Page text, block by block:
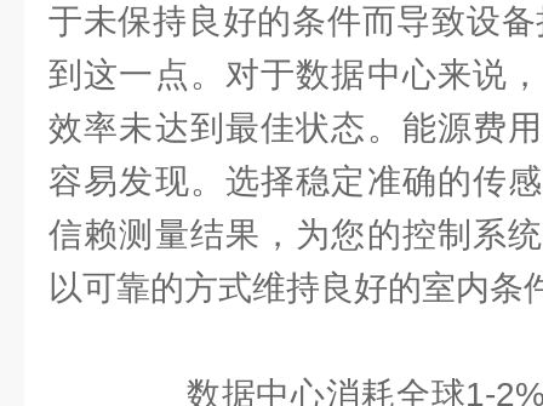
于未保持良好的条件而导致设
到这一点。对于数据中心来说
效率未达到最佳状态。能源费
容易发现。选择稳定准确的传
信赖测量结果，为您的控制系
以可靠的方式维持良好的室内条
数据中心消耗全球1-2%